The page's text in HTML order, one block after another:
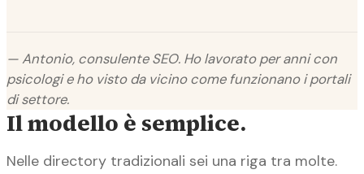
— Antonio, consulente SEO. Ho lavorato per anni con
psicologi e ho visto da vicino come funzionano i portali
di settore.
Il modello è semplice.
Nelle directory tradizionali sei una riga tra molte.